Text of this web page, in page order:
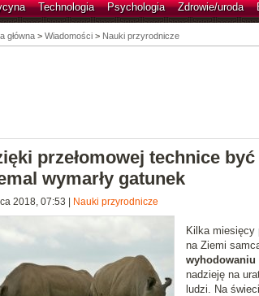
Technologia Psychologia Zdrowie/uroda
główna> Wiadomości > Nauki przyrodnicze
przełomowej technice
wymarły gatunek
2018, 07:53 Nauki przyrodnicze
Kilka miesięcy
na Ziemi
wyhodowaniu
nadzieję na
ludzi. Na